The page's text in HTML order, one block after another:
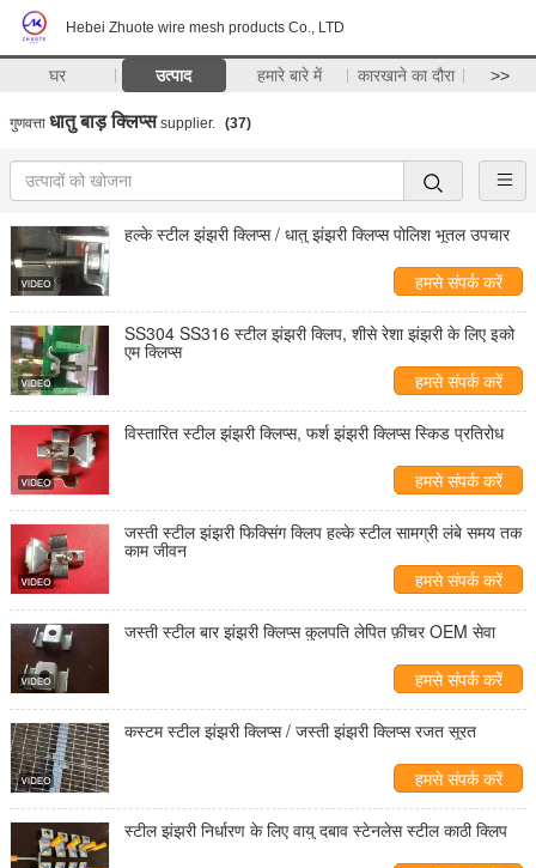
Hebei Zhuote wire mesh products Co., LTD
घर उत्पाद हमारे बारे में कारखाने का दौरा >>
गुणवत्ता धातु बाड़ क्लिप्सsupplier. (37)
हल्के स्टील झंझरी क्लिप्स / धातु झंझरी क्लिप्स पोलिश भूतल उपचार
हमसे संपर्क करें
SS304 SS316 स्टील झंझरी क्लिप, शीसे रेशा झंझरी के लिए इको
एम क्लिप्स
हमसे संपर्क करें
विस्तारित स्टील झंझरी क्लिप्स, फर्श झंझरी क्लिप्स स्किड प्रतिरोध
हमसे संपर्क करें
जस्ती स्टील झंझरी फिक्सिंग क्लिप हल्के स्टील सामग्री लंबे समय तक
काम जीवन
हमसे संपर्क करें
जस्ती स्टील बार झंझरी क्लिप्स कुलपति लेपित फ़ीचर OEM सेवा
हमसे संपर्क करें
कस्टम स्टील झंझरी क्लिप्स / जस्ती झंझरी क्लिप्स रजत सूरत
हमसे संपर्क करें
स्टील झंझरी निर्धारण के लिए वायु दबाव स्टेनलेस स्टील काठी क्लिप